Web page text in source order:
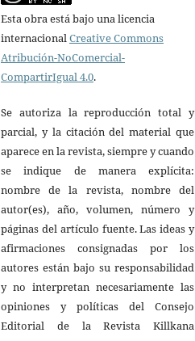
Esta obra está bajo una licencia
internacional Creative Commons
Atribución-NoComercial-
CompartirIgual 4.0.
Se autoriza la reproducción total y
parcial, y la citación del material que
aparece en la revista, siempre y cuando
se indique de manera explícita:
nombre de la revista, nombre del
autor(es), año, volumen, número y
páginas del artículo fuente. Las ideas y
afirmaciones consignadas por los
autores están bajo su responsabilidad
y no interpretan necesariamente las
opiniones y políticas del Consejo
Editorial de la Revista Killkana